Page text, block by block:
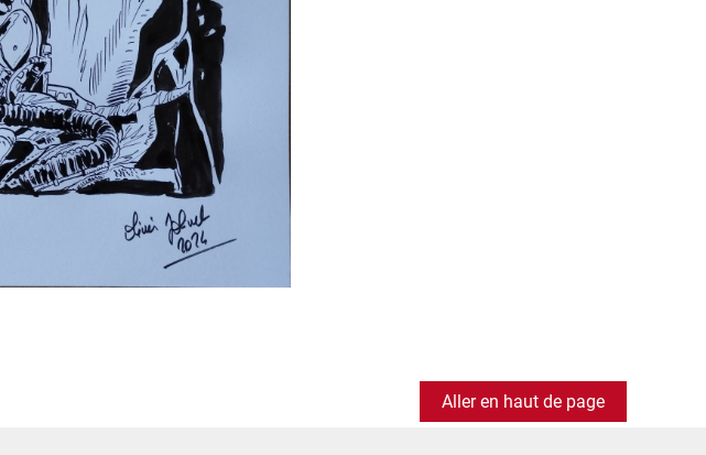
Aller en haut de page